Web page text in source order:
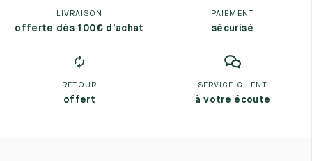
LIVRAISON
offerte dès 100€ d’achat
PAIEMENT
sécurisé
RETOUR
offert
SERVICE CLIENT
à votre écoute